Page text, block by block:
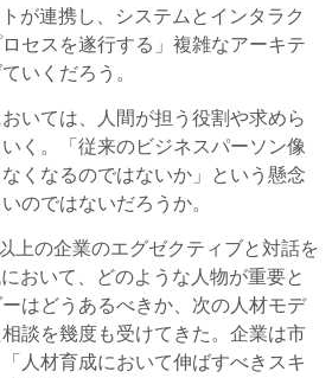
が連携し、システムとインタラク
セスを遂行する」複雑なアーキテ
いくだろう。
いては、人間が担う役割や求めら
く。「従来のビジネスパーソン像
くなるのではないか」という懸念
のではないだろうか。
上の企業のエグゼクティブと対話を
おいて、どのような人物が重要と
はどうあるべきか、次の人材モデ
談を幾度も受けてきた。企業は市
人材育成において伸ばすべきスキ